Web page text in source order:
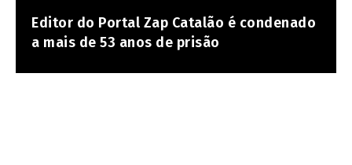
Editor do Portal Zap Catalão é condenado
a mais de 53 anos de prisão